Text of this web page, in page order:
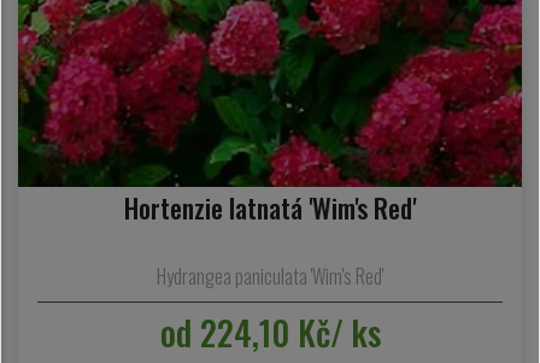
Hortenzie latnatá 'Wim's Red'
Hydrangea paniculata 'Wim's Red'
od 224,10 Kč/ ks